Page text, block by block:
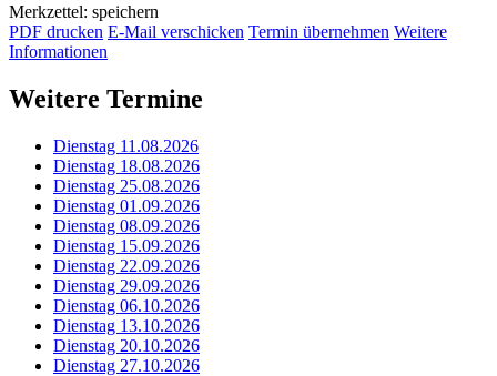
Merkzettel: speichern
PDF drucken E-Mail verschicken Termin übernehmen Weitere
Informationen
Weitere Termine
Dienstag 11.08.2026
Dienstag 18.08.2026
Dienstag 25.08.2026
Dienstag 01.09.2026
Dienstag 08.09.2026
Dienstag 15.09.2026
Dienstag 22.09.2026
Dienstag 29.09.2026
Dienstag 06.10.2026
Dienstag 13.10.2026
Dienstag 20.10.2026
Dienstag 27.10.2026